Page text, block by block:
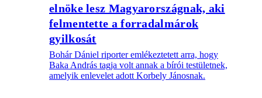
elnöke lesz Magyarországnak, aki
felmentette a forradalmárok
gyilkosát
Bohár Dániel riporter emlékeztetett arra, hogy
Baka András tagja volt annak a bírói testületnek,
amelyik enlevelet adott Korbely Jánosnak.